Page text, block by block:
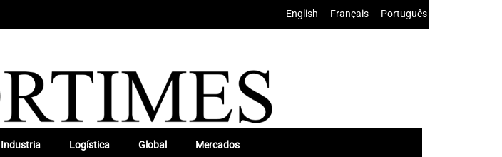
English Français Português
Industria Logística Global Mercados